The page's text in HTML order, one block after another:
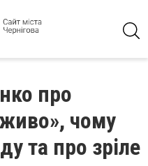
про
чому
та про зріле